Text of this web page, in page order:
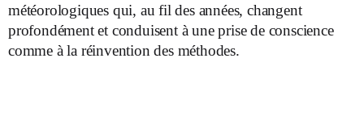
météorologiques qui, au fil des années, changent
profondément et conduisent à une prise de conscience
comme à la réinvention des méthodes.